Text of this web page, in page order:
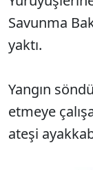
Savunma
yaktı.
Yangın
etmeye
ateşi